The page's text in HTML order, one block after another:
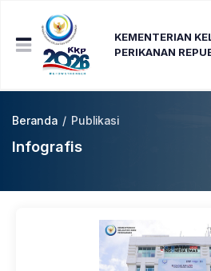
KEMENTERIAN
PERIKANAN
Beranda / Publikasi
Infografis